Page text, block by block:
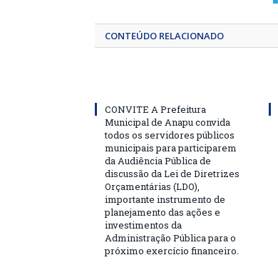
CONTEÚDO RELACIONADO
CONVITE A Prefeitura
Municipal de Anapu convida
todos os servidores públicos
municipais para participarem
da Audiência Pública de
discussão da Lei de Diretrizes
Orçamentárias (LDO),
importante instrumento de
planejamento das ações e
investimentos da
Administração Pública para o
próximo exercício financeiro.